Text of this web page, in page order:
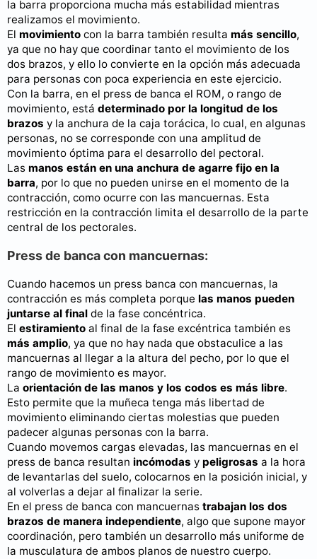
la barra proporciona mucha más estabilidad mientras
realizamos el movimiento.
El movimiento con la barra también resulta más sencillo,
ya que no hay que coordinar tanto el movimiento de los
dos brazos, y ello lo convierte en la opción más adecuada
para personas con poca experiencia en este ejercicio.
Con la barra, en el press de banca el ROM, o rango de
movimiento, está determinado por la longitud de los
brazos y la anchura de la caja torácica, lo cual, en algunas
personas, no se corresponde con una amplitud de
movimiento óptima para el desarrollo del pectoral.
Las manos están en una anchura de agarre fijo en la
barra, por lo que no pueden unirse en el momento de la
contracción, como ocurre con las mancuernas. Esta
restricción en la contracción limita el desarrollo de la parte
central de los pectorales.
Press de banca con mancuernas:
Cuando hacemos un press banca con mancuernas, la
contracción es más completa porque las manos pueden
juntarse al final de la fase concéntrica.
El estiramiento al final de la fase excéntrica también es
más amplio, ya que no hay nada que obstaculice a las
mancuernas al llegar a la altura del pecho, por lo que el
rango de movimiento es mayor.
La orientación de las manos y los codos es más libre.
Esto permite que la muñeca tenga más libertad de
movimiento eliminando ciertas molestias que pueden
padecer algunas personas con la barra.
Cuando movemos cargas elevadas, las mancuernas en el
press de banca resultan incómodas y peligrosas a la hora
de levantarlas del suelo, colocarnos en la posición inicial, y
al volverlas a dejar al finalizar la serie.
En el press de banca con mancuernas trabajan los dos
brazos de manera independiente, algo que supone mayor
coordinación, pero también un desarrollo más uniforme de
la musculatura de ambos planos de nuestro cuerpo.